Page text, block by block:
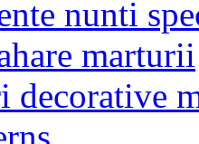
nunti
marturii
decorative